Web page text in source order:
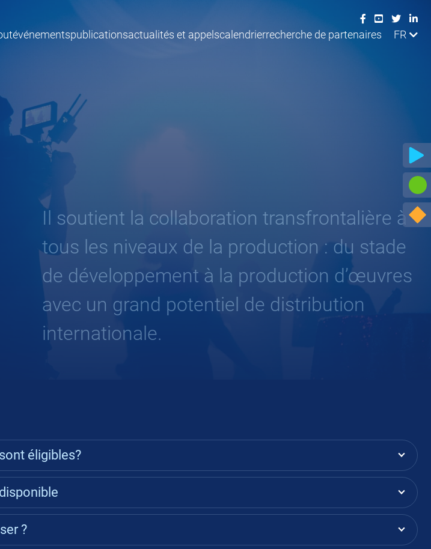
événementspublicationsactualités et appelscalendrierrecherche de partenaires FR
Il soutient la collaboration transfrontalière à
tous les niveaux de la production : du stade
de développement à la production d’œuvres
avec un grand potentiel de distribution
internationale.
éligibles?
?